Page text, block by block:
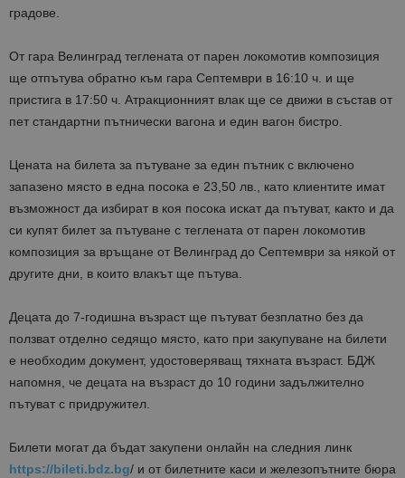
градове.
От гара Велинград теглената от парен локомотив композиция
ще отпътува обратно към гара Септември в 16:10 ч. и ще
пристига в 17:50 ч. Атракционният влак ще се движи в състав от
пет стандартни пътнически вагона и един вагон бистро.
Цената на билета за пътуване за един пътник с включено
запазено място в една посока е 23,50 лв., като клиентите имат
възможност да избират в коя посока искат да пътуват, както и да
си купят билет за пътуване с теглената от парен локомотив
композиция за връщане от Велинград до Септември за някой от
другите дни, в които влакът ще пътува.
Децата до 7-годишна възраст ще пътуват безплатно без да
ползват отделно седящо място, като при закупуване на билети
е необходим документ, удостоверяващ тяхната възраст. БДЖ
напомня, че децата на възраст до 10 години задължително
пътуват с придружител.
Билети могат да бъдат закупени онлайн на следния линк
https://bileti.bdz.bg/ и от билетните каси и железопътните бюра